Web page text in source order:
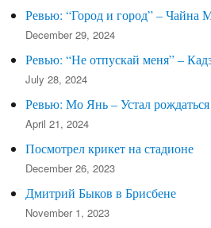
Ревью: “Город и город” – Чайна
December 29, 2024
Ревью: “Не отпускай меня” –
July 28, 2024
Ревью: Мо Янь – Устал
April 21, 2024
Посмотрел крикет на стадионе
December 26, 2023
Дмитрий Быков в Брисбене
November 1, 2023